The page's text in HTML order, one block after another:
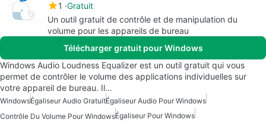
1 Gratuit
Un outil gratuit de contrôle et de manipulation du
volume pour les appareils de bureau
Télécharger gratuit pour Windows
Windows Audio Loudness Equalizer est un outil gratuit qui vous
permet de contrôler le volume des applications individuelles sur
votre appareil de bureau. Il…
WindowsÉgaliseur Audio GratuitÉgaliseur Audio Pour Windows
Contrôle Du Volume Pour WindowsÉgaliseur Pour Windows